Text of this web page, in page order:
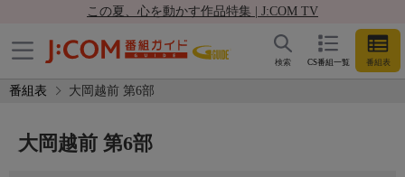
この夏、心を動かす作品特集 | J:COM TV
CS番組一覧 番組表
検索
番組表 大岡越前 第6部
大岡越前 第6部